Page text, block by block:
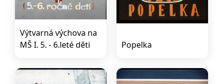
Výtvarná výchova na
MŠ I. 5. - 6.leté děti
Popelka